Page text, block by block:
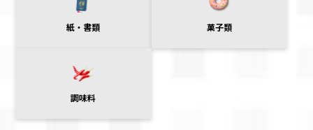
紙・書類 菓子類
調味料